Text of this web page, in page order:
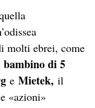
molti ebrei, come
di 5
eMietek,il
«azioni»